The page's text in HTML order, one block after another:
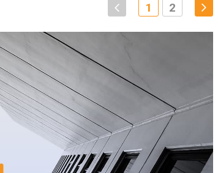
1 2